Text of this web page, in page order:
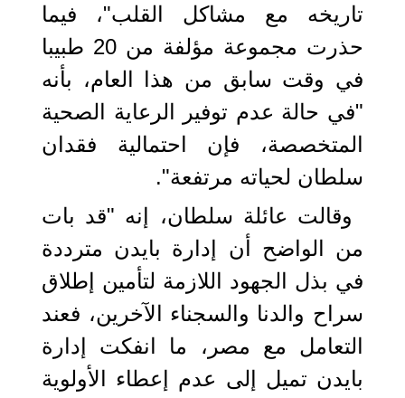
تاريخه مع مشاكل القلب"، فيما
حذرت مجموعة مؤلفة من 20 طبيبا
في وقت سابق من هذا العام، بأنه
"في حالة عدم توفير الرعاية الصحية
المتخصصة، فإن احتمالية فقدان
سلطان لحياته مرتفعة".
وقالت عائلة سلطان، إنه "قد بات
من الواضح أن إدارة بايدن مترددة
في بذل الجهود اللازمة لتأمين إطلاق
سراح والدنا والسجناء الآخرين، فعند
التعامل مع مصر، ما انفكت إدارة
بايدن تميل إلى عدم إعطاء الأولوية